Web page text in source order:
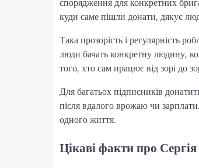
куди саме пішли донати, дякує
Така прозорість і регулярність
люди бачать конкретну людину,
того, хто сам працює від зорі до
Для багатьох підписників
після вдалого врожаю чи
одного життя.
Цікаві факти про